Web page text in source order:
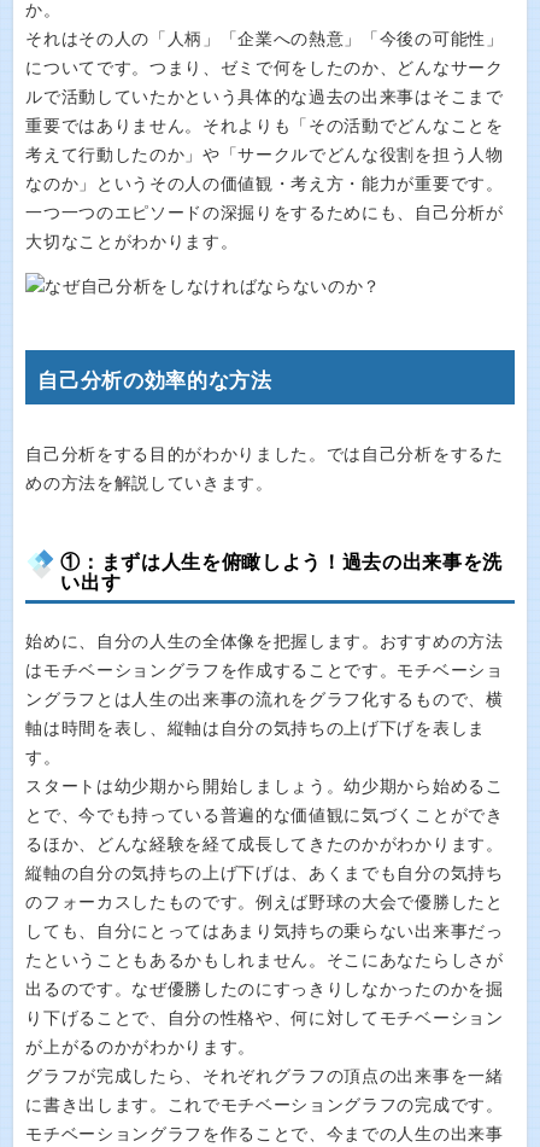
か。
それはその人の「人柄」「企業への熱意」「今後の可能性」
についてです。つまり、ゼミで何をしたのか、どんなサーク
ルで活動していたかという具体的な過去の出来事はそこまで
重要ではありません。それよりも「その活動でどんなことを
考えて行動したのか」や「サークルでどんな役割を担う人物
なのか」というその人の価値観・考え方・能力が重要です。
一つ一つのエピソードの深掘りをするためにも、自己分析が
大切なことがわかります。
自己分析の効率的な方法
自己分析をする目的がわかりました。では自己分析をするた
めの方法を解説していきます。
①：まずは人生を俯瞰しよう！過去の出来事を洗
い出す
始めに、自分の人生の全体像を把握します。おすすめの方法
はモチベーショングラフを作成することです。モチベーショ
ングラフとは人生の出来事の流れをグラフ化するもので、横
軸は時間を表し、縦軸は自分の気持ちの上げ下げを表しま
す。
スタートは幼少期から開始しましょう。幼少期から始めるこ
とで、今でも持っている普遍的な価値観に気づくことができ
るほか、どんな経験を経て成長してきたのかがわかります。
縦軸の自分の気持ちの上げ下げは、あくまでも自分の気持ち
のフォーカスしたものです。例えば野球の大会で優勝したと
しても、自分にとってはあまり気持ちの乗らない出来事だっ
たということもあるかもしれません。そこにあなたらしさが
出るのです。なぜ優勝したのにすっきりしなかったのかを掘
り下げることで、自分の性格や、何に対してモチベーション
が上がるのかがわかります。
グラフが完成したら、それぞれグラフの頂点の出来事を一緒
に書き出します。これでモチベーショングラフの完成です。
モチベーショングラフを作ることで、今までの人生の出来事